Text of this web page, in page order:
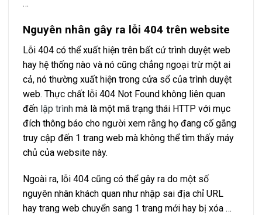
…
Nguyên nhân gây ra lỗi 404 trên website
Lỗi 404 có thể xuất hiện trên bất cứ trình duyệt web
hay hệ thống nào và nó cũng chẳng ngoại trừ một ai
cả, nó thường xuất hiện trong cửa sổ của trình duyệt
web. Thực chất lỗi 404 Not Found không liên quan
đến lập trình mà là một mã trạng thái HTTP với mục
đích thông báo cho người xem rằng họ đang cố gắng
truy cập đến 1 trang web mà không thể tìm thấy máy
chủ của website này.
Ngoài ra, lỗi 404 cũng có thể gây ra do một số
nguyên nhân khách quan như nhập sai địa chỉ URL
hay trang web chuyển sang 1 trang mới hay bị xóa …